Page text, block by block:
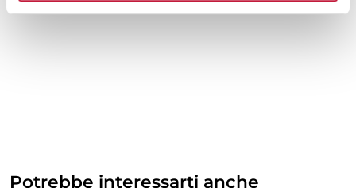
Potrebbe interessarti anche